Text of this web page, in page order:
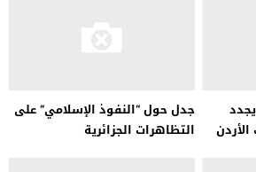
جدل حول “النفوذ الإسلامي” على
التظاهرات الجزائرية